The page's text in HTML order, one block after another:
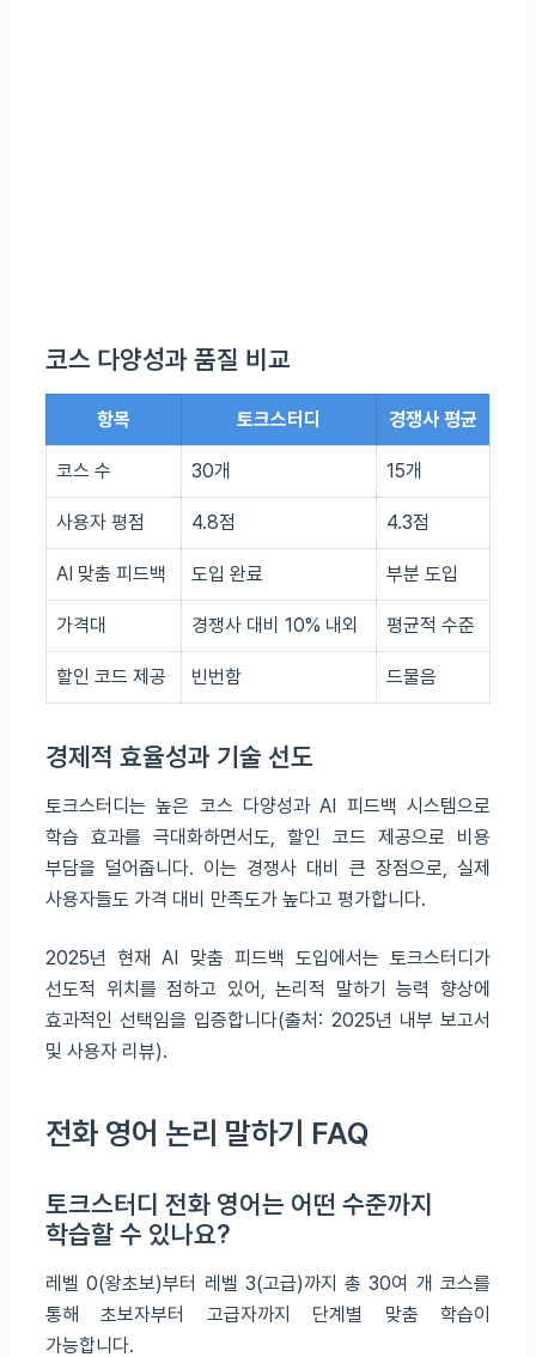
코스 다양성과 품질 비교
항목 토크스터디 경쟁사 평균
코스 수 30개 15개
사용자 평점 4.8점 4.3점
AI 맞춤 피드백 도입 완료 부분 도입
가격대 경쟁사 대비 10% 내외 평균적 수준
할인 코드 제공 빈번함 드물음
경제적 효율성과 기술 선도
토크스터디는 높은 코스 다양성과 AI 피드백 시스템으로
학습 효과를 극대화하면서도, 할인 코드 제공으로 비용
부담을 덜어줍니다. 이는 경쟁사 대비 큰 장점으로, 실제
사용자들도 가격 대비 만족도가 높다고 평가합니다.
2025년 현재 AI 맞춤 피드백 도입에서는 토크스터디가
선도적 위치를 점하고 있어, 논리적 말하기 능력 향상에
효과적인 선택임을 입증합니다(출처: 2025년 내부 보고서
및 사용자 리뷰).
전화 영어 논리 말하기 FAQ
토크스터디 전화 영어는 어떤 수준까지
학습할 수 있나요?
레벨 0(왕초보)부터 레벨 3(고급)까지 총 30여 개 코스를
통해 초보자부터 고급자까지 단계별 맞춤 학습이
가능합니다.